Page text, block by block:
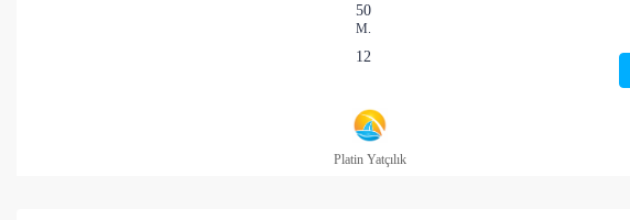
50
M.
12
Platin Yatçılık